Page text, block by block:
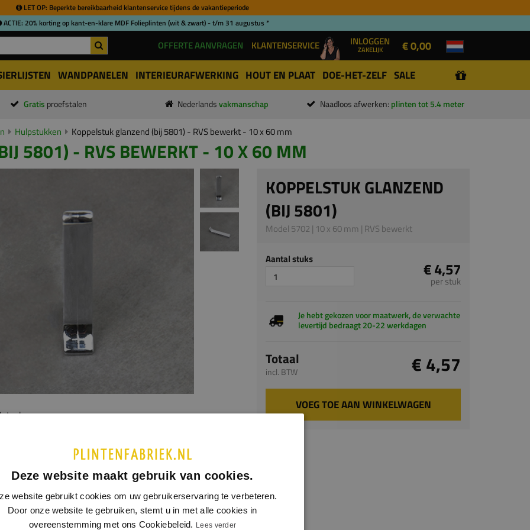
LET OP: Beperkte bereikbaarheid klantenservice tijdens de vakantieperiode
ACTIE: 20% korting op kant-en-klare MDF Folieplinten (wit & zwart) - t/m 31 augustus *
OFFERTE AANVRAGEN KLANTENSERVICE INLOGGEN
ZAKELIJK € 0,00
WANDPANELEN INTERIEURAFWERKING HOUT EN PLAAT DOE-HET-ZELF SALE
Gratis proefstalen Nederlands vakmanschap Naadloos afwerken: plinten tot 5.4 meter
Hulpstukken Koppelstuk glanzend (bij 5801) - RVS bewerkt - 10 x 60 mm
5801) - RVS BEWERKT - 10 X 60 MM
SPECIFICATIES
bij 60 en 80 mm RVS plint model 5801, glanzende
glanzend bij rvs plinten 2103 en 5801.
KOPPELSTUK GLANZEND
(BIJ 5801)
Model 5702 | 10 x 60 mm | RVS bewerkt
Aantal stuks € 4,57
per stuk
Je hebt gekozen voor maatwerk, de verwachte
levertijd bedraagt 20-22 werkdagen
Totaal
incl. BTW € 4,57
VOEG TOE AAN WINKELWAGEN
Deze website maakt gebruik van cookies.
website gebruikt cookies om uw gebruikerservaring te verbeteren.
Door onze website te gebruiken, stemt u in met alle cookies in
overeenstemming met ons Cookiebeleid. Lees verder